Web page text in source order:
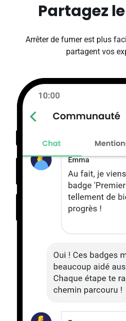
Partagez
Arrêter de fumer est plus
partagent vos